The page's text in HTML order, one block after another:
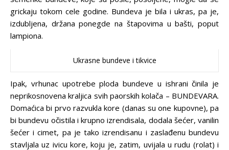
grickaju tokom cele godine. Bundeva je bila i ukras, pa je,
izdubljena, držana ponegde na štapovima u bašti, poput
lampiona.
Ukrasne bundeve i tikvice
Ipak, vrhunac upotrebe ploda bundeve u ishrani činila je
neprikosnovena kraljica svih paorskih kolača – BUNDEVARA.
Domaćica bi prvo razvukla kore (danas su one kupovne), pa
bi bundevu očistila i krupno izrendisala, dodala šećer, vanilin
šećer i cimet, pa je tako izrendisanu i zaslađenu bundevu
stavljala uz ivicu kore, koju je, zatim, uvijala u rudu (rolat) i